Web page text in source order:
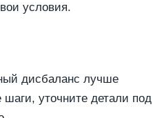
условия.
дисбаланс лучше
шаги, уточните детали под